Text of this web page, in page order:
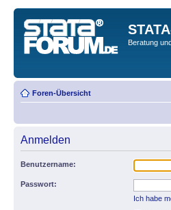
Beratung
Foren-Übersicht
Anmelden
Benutzername:
Passwort:
Ich habe